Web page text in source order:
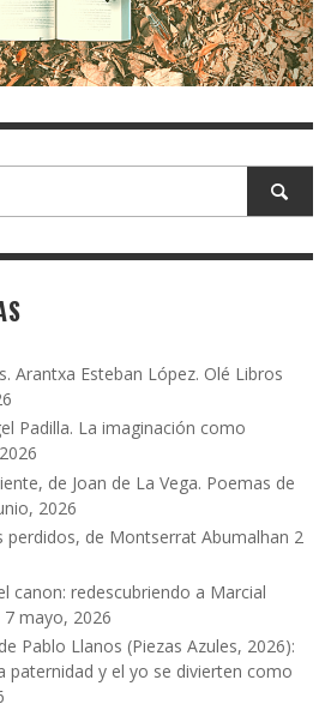
Arantxa Esteban López. Olé Libros
Padilla. La imaginación como
de Joan de La Vega. Poemas de
2026
perdidos, de Montserrat Abumalhan 2
canon: redescubriendo a Marcial
7 mayo, 2026
Pablo Llanos (Piezas Azules, 2026):
paternidad y el yo se divierten como